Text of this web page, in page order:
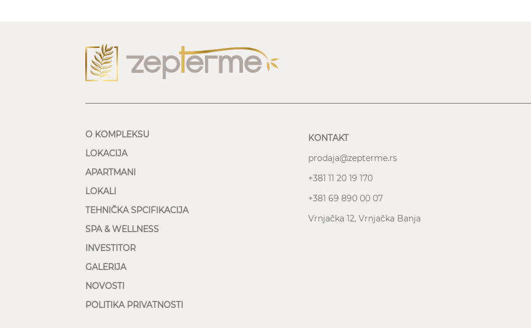
O KOMPLEKSU
LOKACIJA
APARTMANI
LOKALI
TEHNIČKA SPCIFIKACIJA
SPA & WELLNESS
INVESTITOR
GALERIJA
NOVOSTI
POLITIKA PRIVATNOSTI
KONTAKT
prodaja@zepterme.rs
+381 11 20 19 170
+381 69 890 00 07
Vrnjačka 12, Vrnjačka Banja